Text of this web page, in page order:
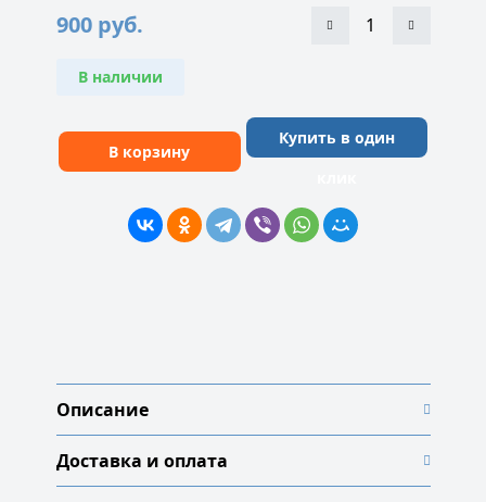
900 руб.
В наличии
В корзину
Купить в один
Описание
Доставка и оплата